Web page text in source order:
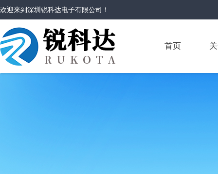
欢迎来到深圳锐科达电子有限公司 ！
首页